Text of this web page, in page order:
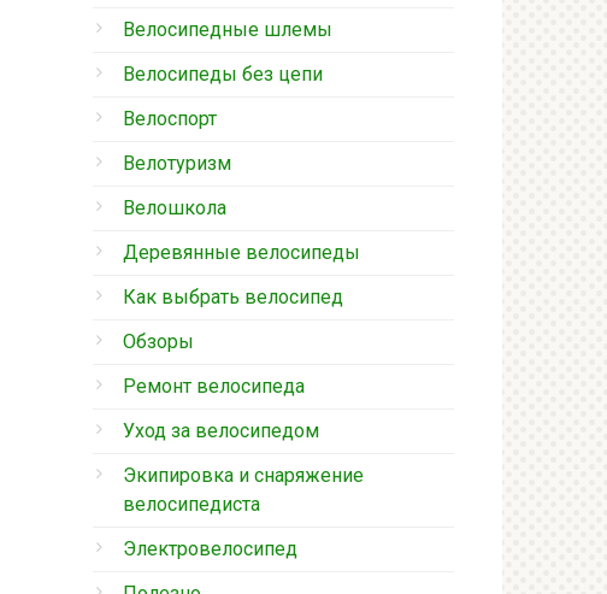
Велосипедные шлемы
Велосипеды без цепи
Велоспорт
Велотуризм
Велошкола
Деревянные велосипеды
Как выбрать велосипед
Обзоры
Ремонт велосипеда
Уход за велосипедом
Экипировка и снаряжение
велосипедиста
Электровелосипед